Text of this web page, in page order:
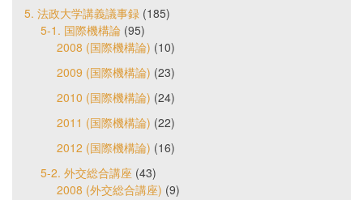
5. 法政大学講義議事録 (185)
5-1. 国際機構論 (95)
2008 (国際機構論) (10)
2009 (国際機構論) (23)
2010 (国際機構論) (24)
2011 (国際機構論) (22)
2012 (国際機構論) (16)
5-2. 外交総合講座 (43)
2008 (外交総合講座) (9)